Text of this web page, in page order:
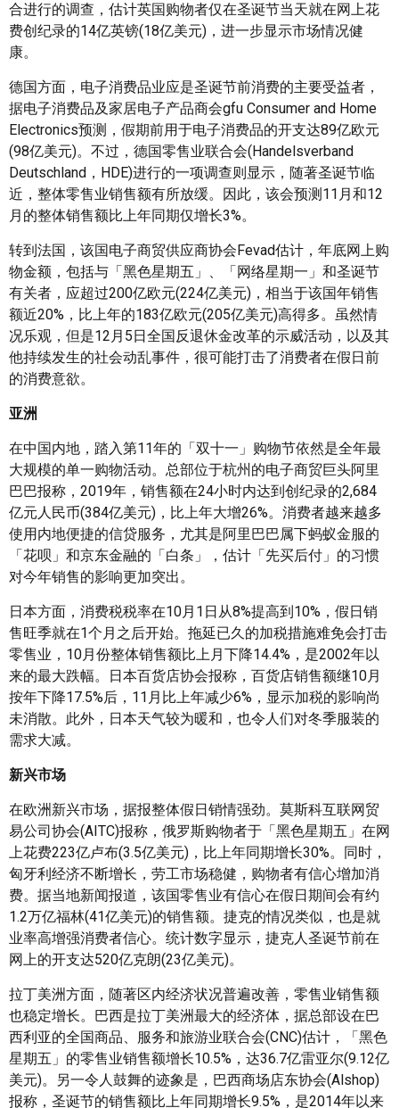
合进行的调查，估计英国购物者仅在圣诞节当天就在网上花
费创纪录的14亿英镑(18亿美元)，进一步显示市场情况健
康。
德国方面，电子消费品业应是圣诞节前消费的主要受益者，
据电子消费品及家居电子产品商会gfu Consumer and Home
Electronics预测，假期前用于电子消费品的开支达89亿欧元
(98亿美元)。不过，德国零售业联合会(Handelsverband
Deutschland，HDE)进行的一项调查则显示，随著圣诞节临
近，整体零售业销售额有所放缓。因此，该会预测11月和12
月的整体销售额比上年同期仅增长3%。
转到法国，该国电子商贸供应商协会Fevad估计，年底网上购
物金额，包括与「黑色星期五」、「网络星期一」和圣诞节
有关者，应超过200亿欧元(224亿美元)，相当于该国年销售
额近20%，比上年的183亿欧元(205亿美元)高得多。虽然情
况乐观，但是12月5日全国反退休金改革的示威活动，以及其
他持续发生的社会动乱事件，很可能打击了消费者在假日前
的消费意欲。
亚洲
在中国内地，踏入第11年的「双十一」购物节依然是全年最
大规模的单一购物活动。总部位于杭州的电子商贸巨头阿里
巴巴报称，2019年，销售额在24小时内达到创纪录的2,684
亿元人民币(384亿美元)，比上年大增26%。消费者越来越多
使用内地便捷的信贷服务，尤其是阿里巴巴属下蚂蚁金服的
「花呗」和京东金融的「白条」，估计「先买后付」的习惯
对今年销售的影响更加突出。
日本方面，消费税税率在10月1日从8%提高到10%，假日销
售旺季就在1个月之后开始。拖延已久的加税措施难免会打击
零售业，10月份整体销售额比上月下降14.4%，是2002年以
来的最大跌幅。日本百货店协会报称，百货店销售额继10月
按年下降17.5%后，11月比上年减少6%，显示加税的影响尚
未消散。此外，日本天气较为暖和，也令人们对冬季服装的
需求大减。
新兴市场
在欧洲新兴市场，据报整体假日销情强劲。莫斯科互联网贸
易公司协会(AITC)报称，俄罗斯购物者于「黑色星期五」在网
上花费223亿卢布(3.5亿美元)，比上年同期增长30%。同时，
匈牙利经济不断增长，劳工市场稳健，购物者有信心增加消
费。据当地新闻报道，该国零售业有信心在假日期间会有约
1.2万亿福林(41亿美元)的销售额。捷克的情况类似，也是就
业率高增强消费者信心。统计数字显示，捷克人圣诞节前在
网上的开支达520亿克朗(23亿美元)。
拉丁美洲方面，随著区内经济状况普遍改善，零售业销售额
也稳定增长。巴西是拉丁美洲最大的经济体，据总部设在巴
西利亚的全国商品、服务和旅游业联合会(CNC)估计，「黑色
星期五」的零售业销售额增长10.5%，达36.7亿雷亚尔(9.12亿
美元)。另一令人鼓舞的迹象是，巴西商场店东协会(Alshop)
报称，圣诞节的销售额比上年同期增长9.5%，是2014年以来